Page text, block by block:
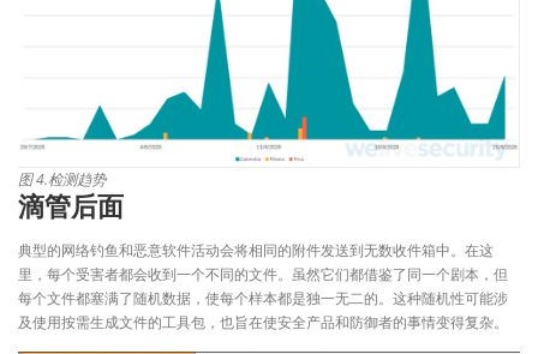
图 4.检测趋势
滴管后面
典型的网络钓鱼和恶意软件活动会将相同的附件发送到无数收件箱中。在这
里，每个受害者都会收到一个不同的文件。虽然它们都借鉴了同一个剧本，但
每个文件都塞满了随机数据，使每个样本都是独一无二的。这种随机性可能涉
及使用按需生成文件的工具包，也旨在使安全产品和防御者的事情变得复杂。